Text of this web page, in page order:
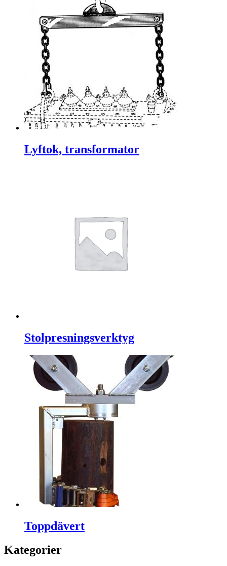
Lyftok, transformator
Stolpresningsverktyg
Toppdävert
Kategorier